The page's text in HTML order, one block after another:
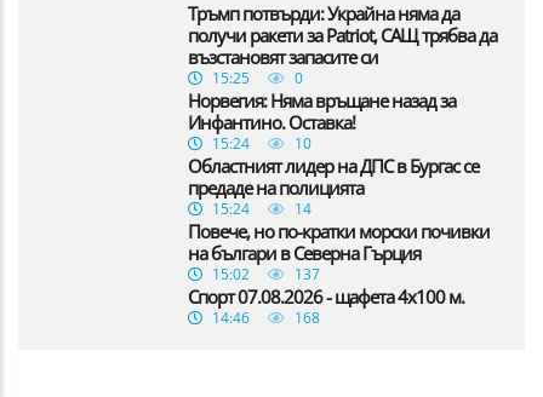
Тръмп потвърди: Украйна няма да
получи ракети за Patriot, САЩ трябва да
възстановят запасите си
15:25 0
Норвегия: Няма връщане назад за
Инфантино. Оставка!
15:24 10
Областният лидер на ДПС в Бургас се
предаде на полицията
15:24 14
Повече, но по-кратки морски почивки
на българи в Северна Гърция
15:02 137
Спорт 07.08.2026 - щафета 4х100 м.
14:46 168